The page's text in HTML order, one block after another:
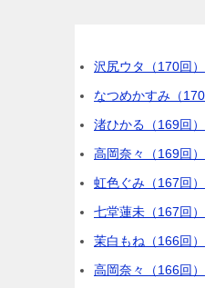
沢尻ウタ（170回）
なつめかすみ（170
渚ひかる（169回）
高岡奈々（169回）
虹色ぐみ（167回）
七堂蓮未（167回）
茉白もね（166回）
高岡奈々（166回）